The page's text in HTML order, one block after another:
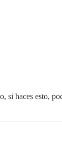
si haces esto,